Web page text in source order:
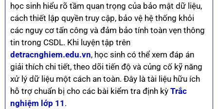
học sinh hiểu rõ tầm quan trọng của bảo mật dữ liệu,
cách thiết lập quyền truy cập, bảo vệ hệ thống khỏi
các nguy cơ tấn công và đảm bảo tính toàn vẹn thông
tin trong CSDL. Khi luyện tập trên
detracnghiem.edu.vn, học sinh có thể xem đáp án
giải thích chi tiết, theo dõi tiến độ và củng cố kỹ năng
xử lý dữ liệu một cách an toàn. Đây là tài liệu hữu ích
hỗ trợ chuẩn bị cho các bài kiểm tra định kỳ Trắc
nghiệm lớp 11 .